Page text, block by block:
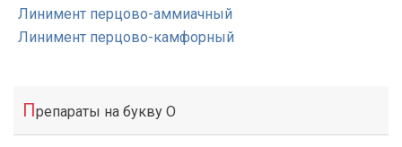
Линимент перцово-аммиачный
Линимент перцово-камфорный
Препараты на букву О